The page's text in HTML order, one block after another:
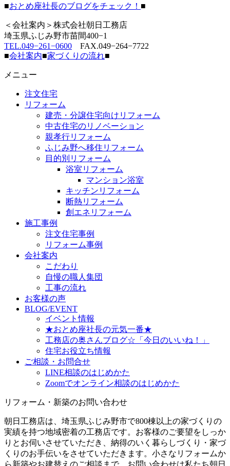
■おとめ座社長のブログをチェック！ ■
＜会社案内＞株式会社朝日工務店
埼玉県ふじみ野市苗間400−1
TEL.049−261−0600 FAX.049−264−7722
■会社案内■家づくりの流れ■
メニュー
注文住宅
リフォーム
建売・分譲住宅向けリフォーム
中古住宅のリノベーション
親孝行リフォーム
ふじみ野へ移住リフォーム
目的別リフォーム
浴室リフォーム
マンション浴室
キッチンリフォーム
断熱リフォーム
創エネリフォーム
施工事例
注文住宅事例
リフォーム事例
会社案内
こだわり
自慢の職人集団
工事の流れ
お客様の声
BLOG/EVENT
イベント情報
★おとめ座社長の元気一番★
工務店の奥さんブログ☆「今日のいいね！」
住宅お役立ち情報
ご相談・お問合せ
LINE相談のはじめかた
Zoomでオンライン相談のはじめかた
リフォーム・新築のお問い合わせ
朝日工務店は、埼玉県ふじみ野市で800棟以上の家づくりの
実績を持つ地域密着の工務店です。お客様のご要望をしっか
りとお伺いさせていただき、納得のいく暮らしづくり・家づ
くりのお手伝いをさせていただきます。小さなリフォームか
ら新築やお建替えのご相談まで、お問い合わせは私たち朝日